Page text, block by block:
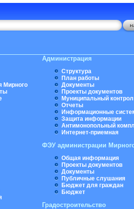
Мирного
Администрация
Структура
План работы
Документы
Проекты документов
Муниципальный
Отчеты
Информационные
Защита информации
Антимонопольный
Интернет-приемная
ФЭУ администрации
Общая информация
Проекты документов
Документы
Публичные слушания
Бюджет для граждан
Бюджет
Градостроительство